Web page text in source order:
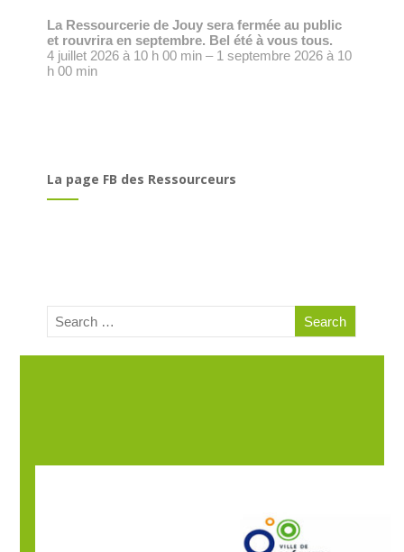
La Ressourcerie de Jouy sera fermée au public
et rouvrira en septembre. Bel été à vous tous.
4 juillet 2026 à 10 h 00 min – 1 septembre 2026 à 10
h 00 min
La page FB des Ressourceurs